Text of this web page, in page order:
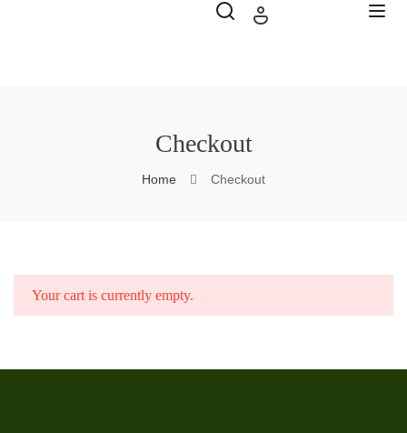
Checkout
Home Checkout
Your cart is currently empty.